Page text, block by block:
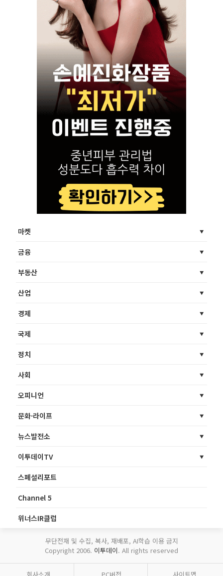
마켓
금융
부동산
산업
경제
국제
정치
사회
오피니언
문화·라이프
뉴스발전소
이투데이TV
스페셜리포트
Channel 5
위너스IR클럽
무단전재 및 수집, 복사, 재배포, AI학습 이용 금지
Copyright 2006. 이투데이. All rights reserved